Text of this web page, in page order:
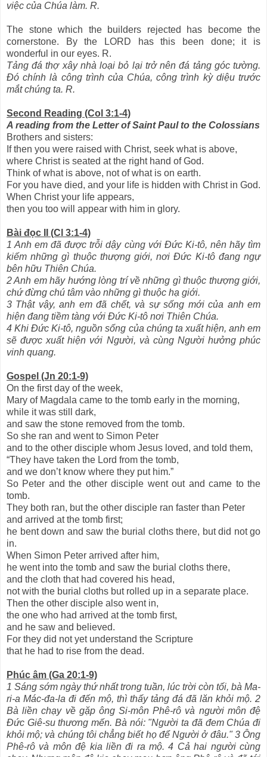
việc của Chúa làm. R.
The stone which the builders rejected has become the
cornerstone. By the LORD has this been done; it is
wonderful in our eyes. R.
Tảng đá thợ xây nhà loại bỏ lại trở nên đá tảng góc tường.
Đó chính là công trình của Chúa, công trình kỳ diệu trước
mắt chúng ta. R.
Second Reading (Col 3:1-4)
A reading from the Letter of Saint Paul to the Colossians
Brothers and sisters:
If then you were raised with Christ, seek what is above,
where Christ is seated at the right hand of God.
Think of what is above, not of what is on earth.
For you have died, and your life is hidden with Christ in God.
When Christ your life appears,
then you too will appear with him in glory.
Bài đọc II (Cl 3:1-4)
1 Anh em đã được trỗi dậy cùng với Đức Ki-tô, nên hãy tìm
kiếm những gì thuộc thượng giới, nơi Đức Ki-tô đang ngự
bên hữu Thiên Chúa.
2 Anh em hãy hướng lòng trí về những gì thuộc thượng giới,
chứ đừng chú tâm vào những gì thuộc hạ giới.
3 Thật vậy, anh em đã chết, và sự sống mới của anh em
hiện đang tiềm tàng với Đức Ki-tô nơi Thiên Chúa.
4 Khi Đức Ki-tô, nguồn sống của chúng ta xuất hiện, anh em
sẽ được xuất hiện với Người, và cùng Người hưởng phúc
vinh quang.
Gospel (Jn 20:1-9)
On the first day of the week,
Mary of Magdala came to the tomb early in the morning,
while it was still dark,
and saw the stone removed from the tomb.
So she ran and went to Simon Peter
and to the other disciple whom Jesus loved, and told them,
“They have taken the Lord from the tomb,
and we don’t know where they put him.”
So Peter and the other disciple went out and came to the
tomb.
They both ran, but the other disciple ran faster than Peter
and arrived at the tomb first;
he bent down and saw the burial cloths there, but did not go
in.
When Simon Peter arrived after him,
he went into the tomb and saw the burial cloths there,
and the cloth that had covered his head,
not with the burial cloths but rolled up in a separate place.
Then the other disciple also went in,
the one who had arrived at the tomb first,
and he saw and believed.
For they did not yet understand the Scripture
that he had to rise from the dead.
Phúc âm (Ga 20:1-9)
1 Sáng sớm ngày thứ nhất trong tuần, lúc trời còn tối, bà Ma-
ri-a Mác-đa-la đi đến mộ, thì thấy tảng đá đã lăn khỏi mộ. 2
Bà liền chạy về gặp ông Si-môn Phê-rô và người môn đệ
Đức Giê-su thương mến. Bà nói: "Người ta đã đem Chúa đi
khỏi mộ; và chúng tôi chẳng biết họ để Người ở đâu." 3 Ông
Phê-rô và môn đệ kia liền đi ra mộ. 4 Cả hai người cùng